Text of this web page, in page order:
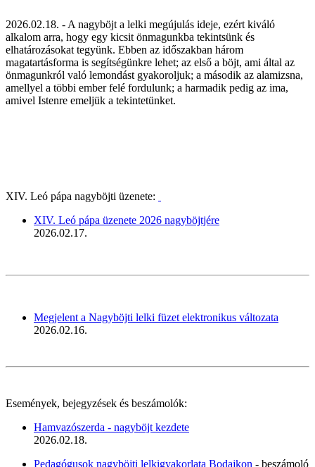
2026.02.18. - A nagyböjt a lelki megújulás ideje, ezért kiváló
alkalom arra, hogy egy kicsit önmagunkba tekintsünk és
elhatározásokat tegyünk. Ebben az időszakban három
magatartásforma is segítségünkre lehet; az első a böjt, ami által az
önmagunkról való lemondást gyakoroljuk; a második az alamizsna,
amellyel a többi ember felé fordulunk; a harmadik pedig az ima,
amivel Istenre emeljük a tekintetünket.
XIV. Leó pápa nagyböjti üzenete:
XIV. Leó pápa üzenete 2026 nagyböjtjére
2026.02.17.
Megjelent a Nagyböjti lelki füzet elektronikus változata
2026.02.16.
Események, bejegyzések és beszámolók:
Hamvazószerda - nagyböjt kezdete
2026.02.18.
Pedagógusok nagyböjti lelkigyakorlata Bodajkon - beszámoló